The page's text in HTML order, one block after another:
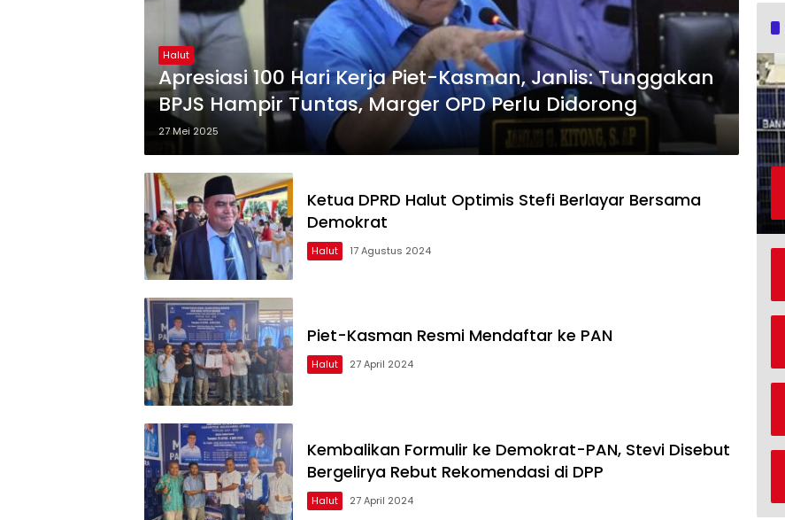
Halut
Apresiasi 100 Hari Kerja Piet-Kasman, Janlis: Tunggakan
BPJS Hampir Tuntas, Marger OPD Perlu Didorong
27 Mei 2025
Ketua DPRD Halut Optimis Stefi Berlayar Bersama
Demokrat
Halut 17 Agustus 2024
Piet-Kasman Resmi Mendaftar ke PAN
Halut 27 April 2024
Kembalikan Formulir ke Demokrat-PAN, Stevi Disebut
Bergelirya Rebut Rekomendasi di DPP
Halut 27 April 2024